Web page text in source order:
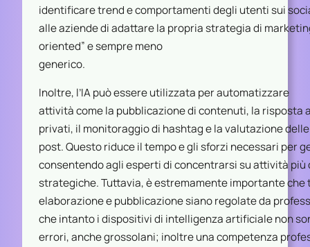
identificare trend e comportamenti degli utenti sui
alle aziende di adattare la propria strategia di
oriented” e sempre meno
generico.
Inoltre, l’IA può essere utilizzata per automatizzare
attività come la pubblicazione di contenuti, la risposta
privati, il monitoraggio di hashtag e la valutazione
post. Questo riduce il tempo e gli sforzi necessari per
consentendo agli esperti di concentrarsi su attività più
strategiche. Tuttavia, è estremamente importante che
elaborazione e pubblicazione siano regolate da
che intanto i dispositivi di intelligenza artificiale non
errori, anche grossolani; inoltre una competenza